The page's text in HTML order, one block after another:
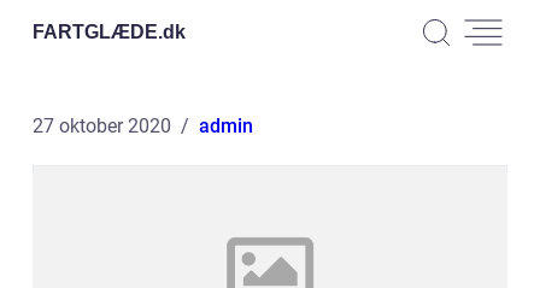
FARTGLÆDE.dk
27 oktober 2020 admin